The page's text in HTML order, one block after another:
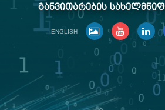
ᲒᲐᲜᲕᲘᲗᲐᲠᲔᲑᲘᲡ
ENGLISH